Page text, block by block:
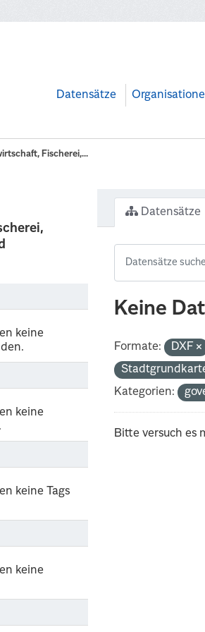
Datensätze
Fischerei,...
keine
keine
keine Tags
keine
Datensätze
Keine
Formate: DXF
Kategorien:
Bitte versuch es